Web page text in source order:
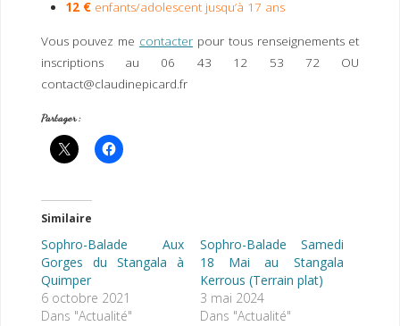
12 €enfants/adolescent jusqu’à 17 ans
Vous pouvez me contacter pour tous renseignements et
inscriptions au 06 43 12 53 72 OU
contact@claudinepicard.fr
Partager :
Similaire
Sophro-Balade Aux
Gorges du Stangala à
Quimper
6 octobre 2021
Dans "Actualité"
Sophro-Balade Samedi
18 Mai au Stangala
Kerrous (Terrain plat)
3 mai 2024
Dans "Actualité"